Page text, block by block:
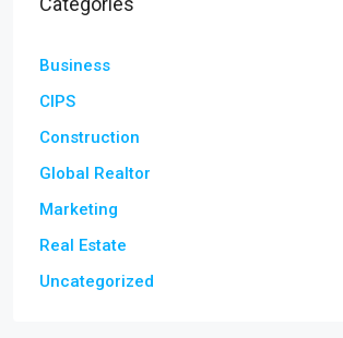
Business
CIPS
Construction
Global Realtor
Marketing
Real Estate
Uncategorized